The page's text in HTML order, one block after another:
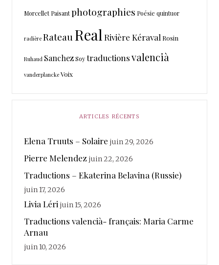
Morcellet Paisantphotographies Poésie quintuor
radière Rateau Real Rivière Kéraval Rosin
Ruhaud SanchezSoytraductionsvalencià
vanderplancke Voix
ARTICLES RÉCENTS
Elena Truuts – Solaire juin 29, 2026
Pierre Melendez juin 22, 2026
Traductions – Ekaterina Belavina (Russie)
juin 17, 2026
Livia Léri juin 15, 2026
Traductions valencià- français: Maria Carme
Arnau
juin 10, 2026